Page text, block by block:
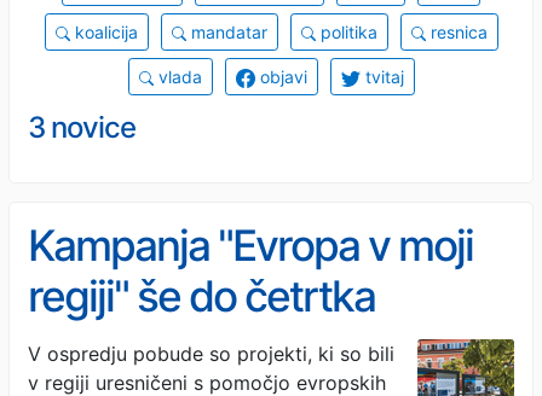
koalicija mandatar politika resnica
vlada objavi tvitaj
3 novice
Kampanja "Evropa v moji
regiji" še do četrtka
povezuje Ptuj in Podravje
V ospredju pobude so projekti, ki so bili
v regiji uresničeni s pomočjo evropskih